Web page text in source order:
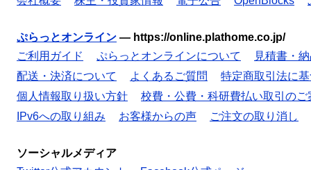
ぷらっとオンライン — https://online.plathome.co.jp/
ご利用ガイド
ぷらっとオンラインについて
見積書・
配送・決済について
よくあるご質問
特定商取引法に
個人情報取り扱い方針
校費・公費・科研費払い取引のご
IPv6への取り組み
お客様からの声 ご注文の取り消し
ソーシャルメディア